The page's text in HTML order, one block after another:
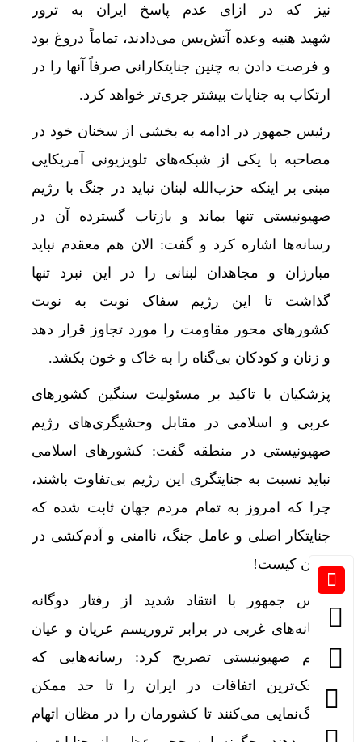
نیز که در ازای عدم پاسخ ایران به ترور
شهید هنیه وعده آتش‌بس می‌دادند، تماماً دروغ بود
و فرصت دادن به چنین جنایتکارانی صرفاً آنها را در
ارتکاب به جنایات بیشتر جری‌تر خواهد کرد.
رئیس جمهور در ادامه به بخشی از سخنان خود در
مصاحبه با یکی از شبکه‌های تلویزیونی آمریکایی
مبنی بر اینکه حزب‌الله لبنان نباید در جنگ با رژیم
صهیونیستی تنها بماند و بازتاب گسترده آن در
رسانه‌ها اشاره کرد و گفت: الان هم معقدم نباید
مبارزان و مجاهدان لبنانی را در این نبرد تنها
گذاشت تا این رژیم سفاک نوبت به نوبت
کشورهای محور مقاومت را مورد تجاوز قرار دهد
و زنان و کودکان بی‌گناه را به خاک و خون بکشد.
پزشکیان با تاکید بر مسئولیت سنگین کشورهای
عربی و اسلامی در مقابل وحشیگری‌های رژیم
صهیونیستی در منطقه گفت: کشورهای اسلامی
نباید نسبت به جنایتگری این رژیم بی‌تفاوت باشند،
چرا که امروز به تمام مردم جهان ثابت شده که
جنایتکار اصلی و عامل جنگ، ناامنی و آدم‌کشی در
جهان کیست!
رئیس جمهور با انتقاد شدید از رفتار دوگانه
رسانه‌های غربی در برابر تروریسم عریان و عیان
رژیم صهیونیستی تصریح کرد: رسانه‌هایی که
کوچک‌ترین اتفاقات در ایران را تا حد ممکن
بزرگ‌نمایی می‌کنند تا کشورمان را در مظان اتهام